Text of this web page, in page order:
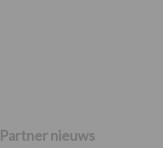
Partner nieuws